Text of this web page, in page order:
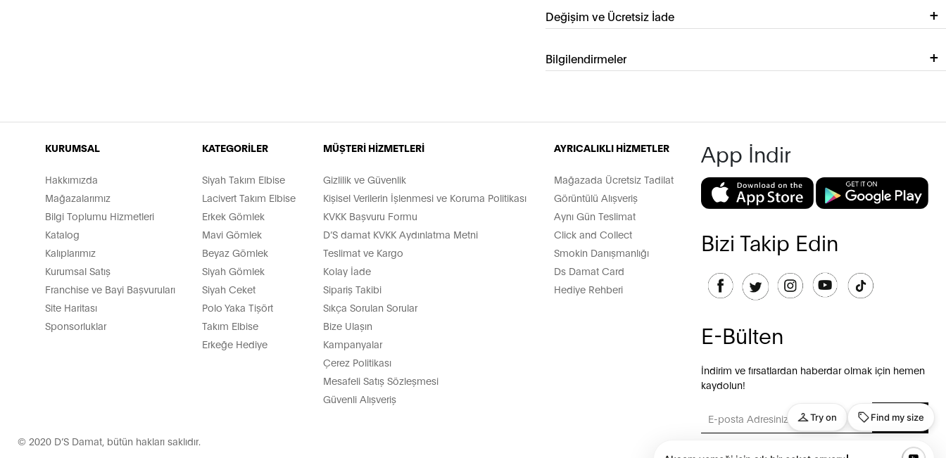
Değişim ve Ücretsiz İade
Bilgilendirmeler
KURUMSAL
Hakkımızda
Mağazalarımız
Bilgi Toplumu Hizmetleri
Katalog
Kalıplarımız
Kurumsal Satış
Franchise ve Bayi Başvuruları
Site Haritası
Sponsorluklar
KATEGORİLER
Siyah Takım Elbise
Lacivert Takım Elbise
Erkek Gömlek
Mavi Gömlek
Beyaz Gömlek
Siyah Gömlek
Siyah Ceket
Polo Yaka Tişört
Takım Elbise
Erkeğe Hediye
MÜŞTERİ HİZMETLERİ
Gizlilik ve Güvenlik
Kişisel Verilerin İşlenmesi ve Koruma Politikası
KVKK Başvuru Formu
D’S damat KVKK Aydınlatma Metni
Teslimat ve Kargo
Kolay İade
Sipariş Takibi
Sıkça Sorulan Sorular
Bize Ulaşın
Kampanyalar
Çerez Politikası
Mesafeli Satış Sözleşmesi
Güvenli Alışveriş
AYRICALIKLI HİZMETLER
Mağazada Ücretsiz Tadilat
Görüntülü Alışveriş
Aynı Gün Teslimat
Click and Collect
Smokin Danışmanlığı
Ds Damat Card
Hediye Rehberi
App İndir
Bizi Takip Edin
E-Bülten
İndirim ve fırsatlardan haberdar olmak için hemen
kaydolun!
GÖNDER
© 2020 D’S Damat, bütün hakları saklıdır.